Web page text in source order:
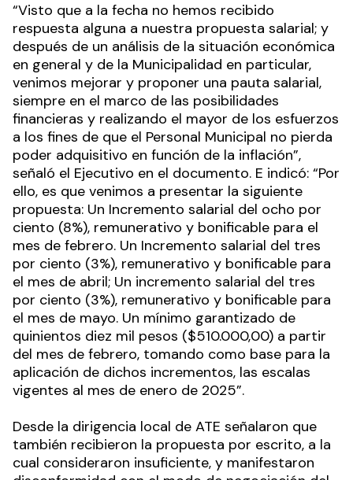
“Visto que a la fecha no hemos recibido
respuesta alguna a nuestra propuesta salarial; y
después de un análisis de la situación económica
en general y de la Municipalidad en particular,
venimos mejorar y proponer una pauta salarial,
siempre en el marco de las posibilidades
financieras y realizando el mayor de los esfuerzos
a los fines de que el Personal Municipal no pierda
poder adquisitivo en función de la inflación”,
señaló el Ejecutivo en el documento. E indicó: “Por
ello, es que venimos a presentar la siguiente
propuesta: Un Incremento salarial del ocho por
ciento (8%), remunerativo y bonificable para el
mes de febrero. Un Incremento salarial del tres
por ciento (3%), remunerativo y bonificable para
el mes de abril; Un incremento salarial del tres
por ciento (3%), remunerativo y bonificable para
el mes de mayo. Un mínimo garantizado de
quinientos diez mil pesos ($510.000,00) a partir
del mes de febrero, tomando como base para la
aplicación de dichos incrementos, las escalas
vigentes al mes de enero de 2025”.
Desde la dirigencia local de ATE señalaron que
también recibieron la propuesta por escrito, a la
cual consideraron insuficiente, y manifestaron